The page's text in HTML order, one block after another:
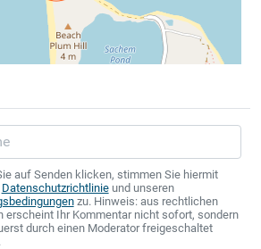
auf Senden klicken, stimmen Sie hiermit
Datenschutzrichtlinieund unseren
zu. Hinweis: aus rechtlichen
erscheint Ihr Kommentar nicht sofort, sondern
durch einen Moderator freigeschaltet